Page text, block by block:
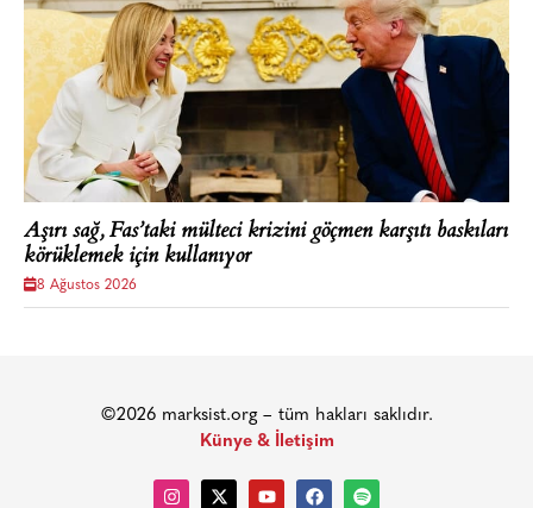
Aşırı sağ, Fas’taki mülteci krizini göçmen karşıtı baskıları
körüklemek için kullanıyor
8 Ağustos 2026
©2026 marksist.org – tüm hakları saklıdır.
Künye & İletişim